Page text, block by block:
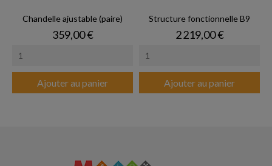
Chandelle ajustable (paire)
Prix
359,00 €
Ajouter au panier
Structure fonctionnelle B9
Prix
2 219,00 €
Ajouter au panier